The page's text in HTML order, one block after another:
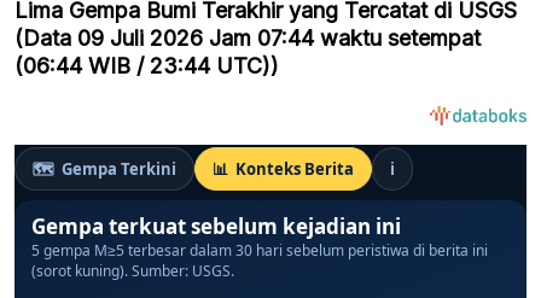
Lima Gempa Bumi Terakhir yang Tercatat di USGS
(Data 09 Juli 2026 Jam 07:44 waktu setempat
(06:44 WIB / 23:44 UTC))